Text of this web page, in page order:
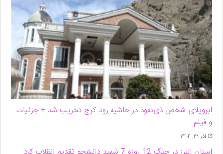
اَبَر‌ویلای شخص ذی‌نفوذ در حاشیه‌ رود کرج تخریب شد + جزئیات
و فیلم
آذر ۲۹, ۱۴۰۴
استان البرز در جنگ 12 روزه 7 شهید دانشجو تقدیم انقلاب کرد